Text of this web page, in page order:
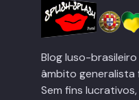
Blog luso-
âmbito
Sem fins